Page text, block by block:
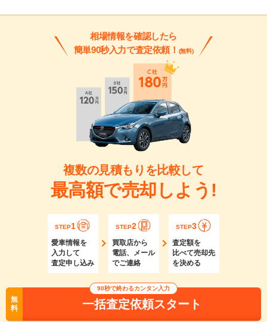
相場情報を確認したら
簡単90秒入力で査定依頼！ (無料)
複数の見積もりを比較して
最高額で売却しよう!
STEP1
愛車情報を
入力して
査定申し込み
STEP2
買取店から
電話、メール
でご連絡
STEP3
査定額を
比べて売却先
を決める
無
料
90秒で終わるカンタン入力
一括査定依頼スタート